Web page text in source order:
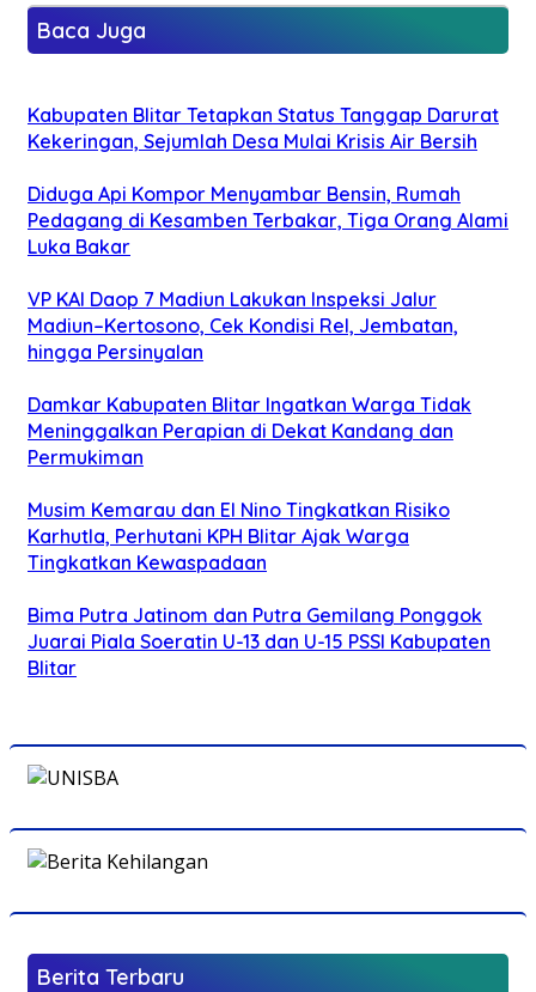
Baca Juga
Kabupaten Blitar Tetapkan Status Tanggap Darurat
Kekeringan, Sejumlah Desa Mulai Krisis Air Bersih
Diduga Api Kompor Menyambar Bensin, Rumah
Pedagang di Kesamben Terbakar, Tiga Orang Alami
Luka Bakar
VP KAI Daop 7 Madiun Lakukan Inspeksi Jalur
Madiun–Kertosono, Cek Kondisi Rel, Jembatan,
hingga Persinyalan
Damkar Kabupaten Blitar Ingatkan Warga Tidak
Meninggalkan Perapian di Dekat Kandang dan
Permukiman
Musim Kemarau dan El Nino Tingkatkan Risiko
Karhutla, Perhutani KPH Blitar Ajak Warga
Tingkatkan Kewaspadaan
Bima Putra Jatinom dan Putra Gemilang Ponggok
Juarai Piala Soeratin U-13 dan U-15 PSSI Kabupaten
Blitar
Berita Terbaru